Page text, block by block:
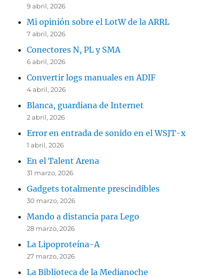
9 abril, 2026
Mi opinión sobre el LotW de la ARRL
7 abril, 2026
Conectores N, PL y SMA
6 abril, 2026
Convertir logs manuales en ADIF
4 abril, 2026
Blanca, guardiana de Internet
2 abril, 2026
Error en entrada de sonido en el WSJT-x
1 abril, 2026
En el Talent Arena
31 marzo, 2026
Gadgets totalmente prescindibles
30 marzo, 2026
Mando a distancia para Lego
28 marzo, 2026
La Lipoproteína-A
27 marzo, 2026
La Biblioteca de la Medianoche